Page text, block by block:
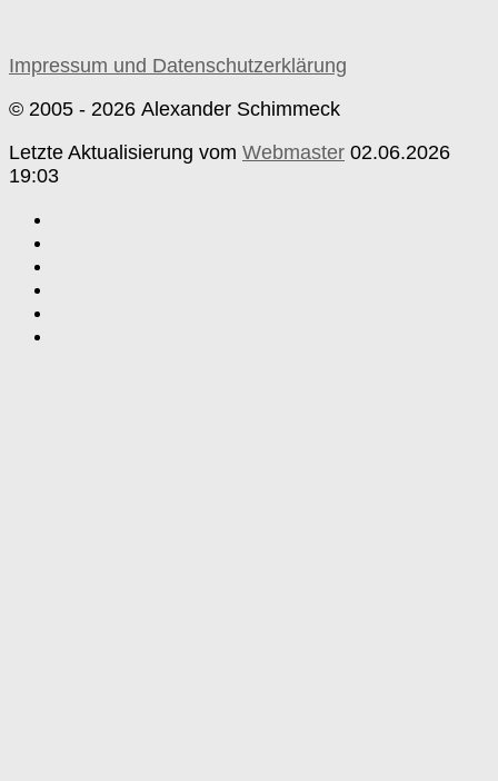
Impressum und Datenschutzerklärung
© 2005 - 2026 Alexander Schimmeck
Letzte Aktualisierung vom Webmaster 02.06.2026
19:03